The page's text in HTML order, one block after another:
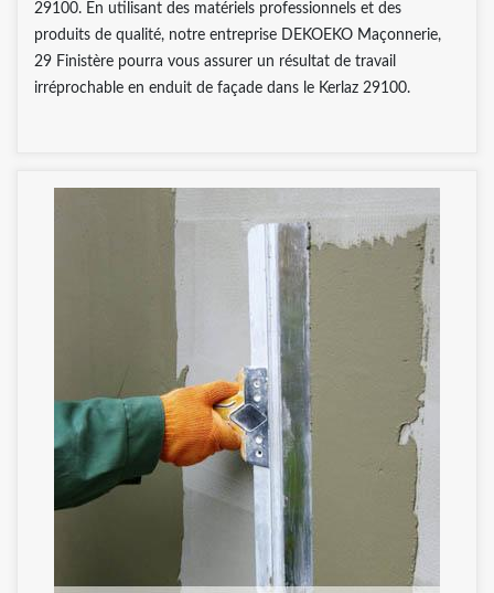
29100. En utilisant des matériels professionnels et des
produits de qualité, notre entreprise DEKOEKO Maçonnerie,
29 Finistère pourra vous assurer un résultat de travail
irréprochable en enduit de façade dans le Kerlaz 29100.